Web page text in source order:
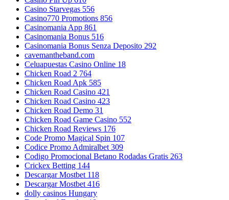
Casino Starvegas 556
Casino770 Promotions 856
Casinomania App 861
Casinomania Bonus 516
Casinomania Bonus Senza Deposito 292
cavemantheband.com
Celuapuestas Casino Online 18
Chicken Road 2 764
Chicken Road Apk 585
Chicken Road Casino 421
Chicken Road Casino 423
Chicken Road Demo 31
Chicken Road Game Casino 552
Chicken Road Reviews 176
Code Promo Magical Spin 107
Codice Promo Admiralbet 309
Codigo Promocional Betano Rodadas Gratis 263
Crickex Betting 144
Descargar Mostbet 118
Descargar Mostbet 416
dolly casinos Hungary